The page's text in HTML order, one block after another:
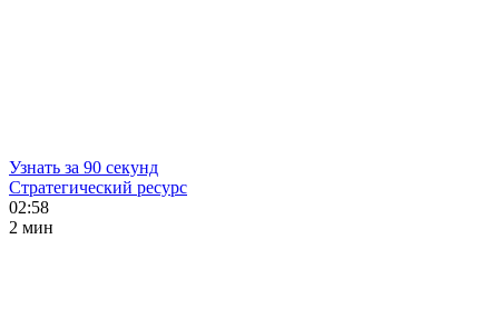
Узнать за 90 секунд
Стратегический ресурс
02:58
2 мин